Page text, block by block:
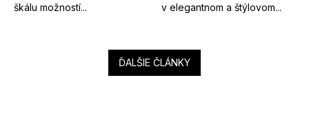
škálu možností...
v elegantnom a štýlovom...
ĎALŠIE ČLÁNKY